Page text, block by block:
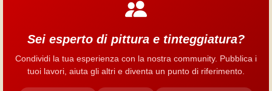
Sei esperto di pittura e tinteggiatura?
Condividi la tua esperienza con la nostra community. Pubblica i
tuoi lavori, aiuta gli altri e diventa un punto di riferimento.